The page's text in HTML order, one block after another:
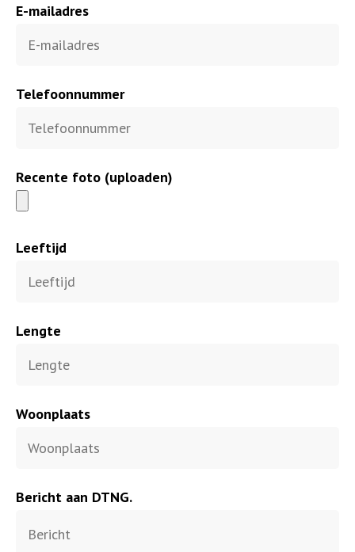
E-mailadres
Telefoonnummer
Recente foto (uploaden)
Leeftijd
Lengte
Woonplaats
Bericht aan DTNG.